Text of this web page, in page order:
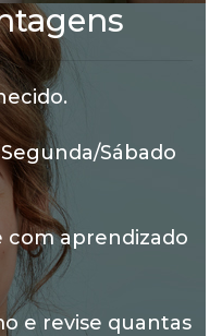
Sábado
com aprendizado
e revise quantas